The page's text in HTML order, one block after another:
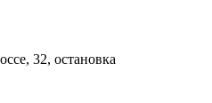
32, остановка